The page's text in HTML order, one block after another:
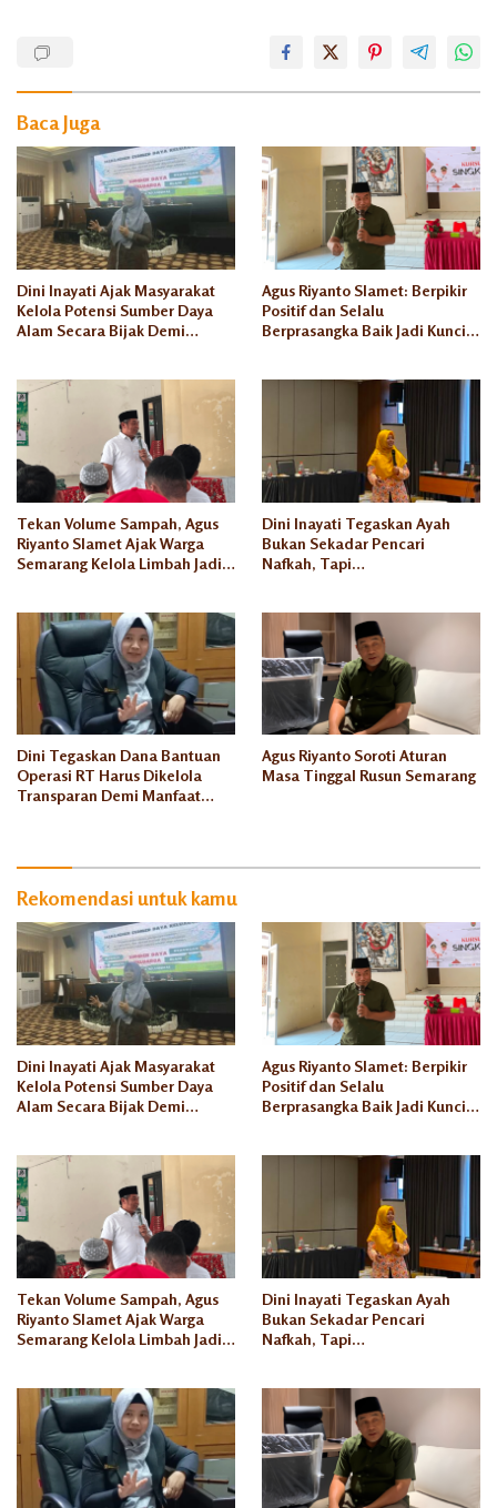
Baca Juga
Dini Inayati Ajak Masyarakat
Kelola Potensi Sumber Daya
Alam Secara Bijak Demi
Agus Riyanto Slamet: Berpikir
Positif dan Selalu
Berprasangka Baik Jadi Kunci
Tekan Volume Sampah, Agus
Riyanto Slamet Ajak Warga
Semarang Kelola Limbah Jadi
Dini Inayati Tegaskan Ayah
Bukan Sekadar Pencari
Nafkah, Tapi
Dini Tegaskan Dana Bantuan
Operasi RT Harus Dikelola
Transparan Demi Manfaat
Agus Riyanto Soroti Aturan
Masa Tinggal Rusun Semarang
Rekomendasi untuk kamu
Dini Inayati Ajak Masyarakat
Kelola Potensi Sumber Daya
Alam Secara Bijak Demi
Agus Riyanto Slamet: Berpikir
Positif dan Selalu
Berprasangka Baik Jadi Kunci
Tekan Volume Sampah, Agus
Riyanto Slamet Ajak Warga
Semarang Kelola Limbah Jadi
Dini Inayati Tegaskan Ayah
Bukan Sekadar Pencari
Nafkah, Tapi